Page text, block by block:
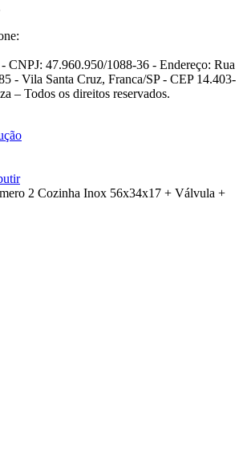
CNPJ: 47.960.950/1088-36 - Endereço: Rua
- Vila Santa Cruz, Franca/SP - CEP 14.403-
– Todos os direitos reservados.
2 Cozinha Inox 56x34x17 + Válvula +